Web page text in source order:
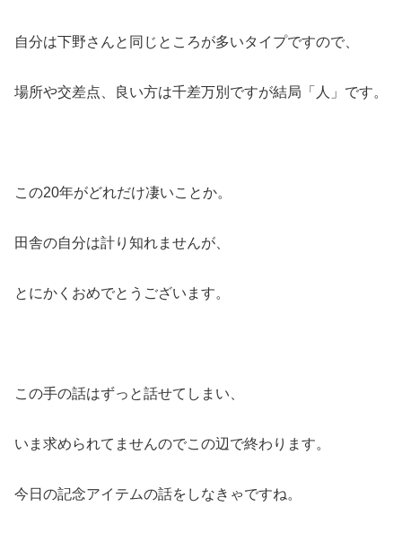
自分は下野さんと同じところが多いタイプですので、
場所や交差点、良い方は千差万別ですが結局「人」です。
この20年がどれだけ凄いことか。
田舎の自分は計り知れませんが、
とにかくおめでとうございます。
この手の話はずっと話せてしまい、
いま求められてませんのでこの辺で終わります。
今日の記念アイテムの話をしなきゃですね。